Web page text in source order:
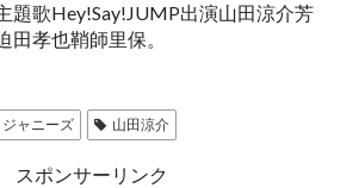
題歌Hey!Say!JUMP出演山田涼介芳
田孝也鞘師里保。
ジャニーズ 山田涼介
スポンサーリンク